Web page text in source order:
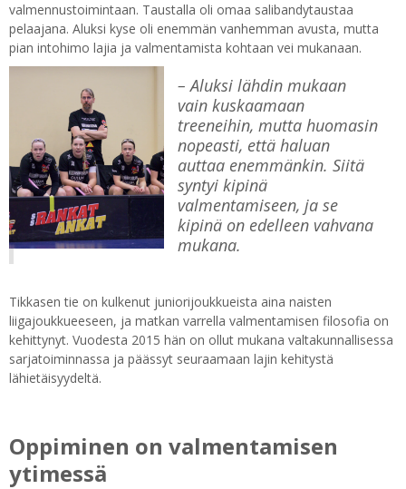
valmennustoimintaan. Taustalla oli omaa salibandytaustaa
pelaajana. Aluksi kyse oli enemmän vanhemman avusta, mutta
pian intohimo lajia ja valmentamista kohtaan vei mukanaan.
– Aluksi lähdin mukaan
vain kuskaamaan
treeneihin, mutta huomasin
nopeasti, että haluan
auttaa enemmänkin. Siitä
syntyi kipinä
valmentamiseen, ja se
kipinä on edelleen vahvana
mukana.
Tikkasen tie on kulkenut juniorijoukkueista aina naisten
liigajoukkueeseen, ja matkan varrella valmentamisen filosofia on
kehittynyt. Vuodesta 2015 hän on ollut mukana valtakunnallisessa
sarjatoiminnassa ja päässyt seuraamaan lajin kehitystä
lähietäisyydeltä.
Oppiminen on valmentamisen
ytimessä